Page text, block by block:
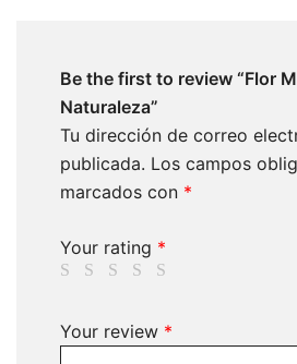
Be the first to review “Flor
Naturaleza”
Tu dirección de correo
publicada. Los campos
marcados con *
Your rating *
Your review *